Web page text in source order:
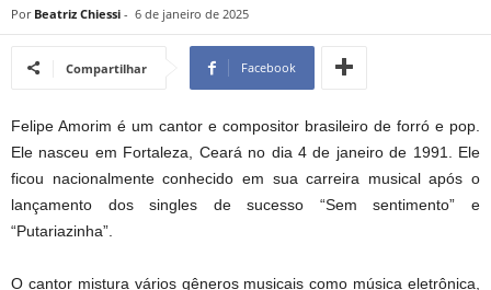
Por Beatriz Chiessi - 6 de janeiro de 2025
Compartilhar Facebook
Felipe Amorim é um cantor e compositor brasileiro de forró e pop.
Ele nasceu em Fortaleza, Ceará no dia 4 de janeiro de 1991. Ele
ficou nacionalmente conhecido em sua carreira musical após o
lançamento dos singles de sucesso “Sem sentimento” e
“Putariazinha”.
O cantor mistura vários gêneros musicais como música eletrônica,